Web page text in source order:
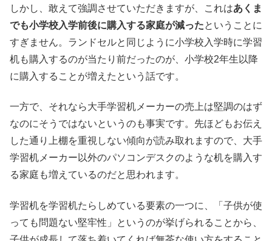
しかし、敢えて強調させていただきますが、これはあくま
でも小学校入学前後に購入する家庭が減ったということに
すぎません。ランドセルと同じように小学校入学時に学習
机も購入するのが当たり前だったのが、小学校2年生以降
に購入することが増えたという話です。
一方で、それなら大手学習机メーカーの売上は堅調のはず
なのにそうではないというのも事実です。先ほどもお伝え
した通り上棚を重視しない傾向が読み取れますので、大手
学習机メーカー以外のパソコンデスクのような机を購入す
る家庭も増えているのだと思われます。
学習机を学習机たらしめている要素の一つに、「子供が使
っても問題ない堅牢性」というのが挙げられることから、